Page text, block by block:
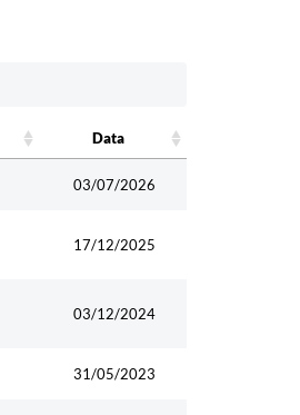
Data
03/07/2026
17/12/2025
03/12/2024
31/05/2023